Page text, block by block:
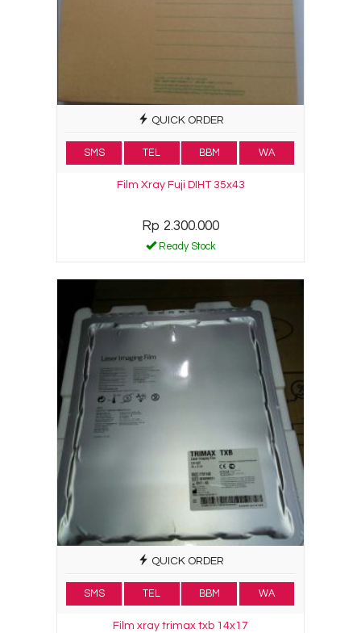
QUICK ORDER
SMS TEL BBM WA
Film Xray Fuji DIHT 35x43
Rp 2.300.000
Ready Stock
QUICK ORDER
SMS TEL BBM WA
Film xray trimax txb 14x17